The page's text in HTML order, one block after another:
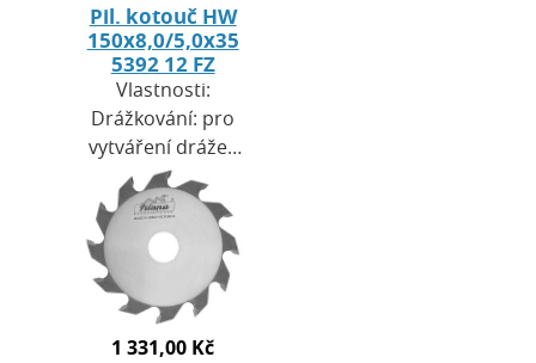
Pil. kotouč HW
150x8,0/5,0x35
5392 12 FZ
Vlastnosti:
Drážkování: pro
vytváření drážek
ve všech typech
přírodního dřeva,
materiálů i
plastů.Nastavení
šířky řezu:
kotouče…
1 331,00 Kč